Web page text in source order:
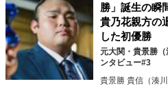
地域とつながる/お金との付き合い方
勝」誕生の瞬
貴乃花親方の
した初優勝
元大関・貴景勝
ンタビュー#3
貴景勝 貴信（湊川